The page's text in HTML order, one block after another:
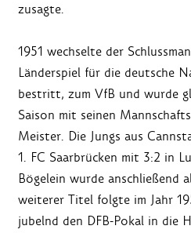
zusagte.
1951 wechselte der
Länderspiel für die deutsche
bestritt, zum VfB und wurde
Saison mit seinen
Meister. Die Jungs aus
1. FC Saarbrücken mit 3:2 in
Bögelein wurde anschließend
weiterer Titel folgte im Jahr
jubelnd den DFB-Pokal in die